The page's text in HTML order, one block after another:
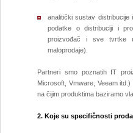
analitički sustav distribucije
podatke o distribuciji i
proizvođač i sve tvrtke
maloprodaje).
Partneri smo poznatih IT
Microsoft, Vmware, Veeam
na čijim produktima baziramo
2. Koje su specifičnosti